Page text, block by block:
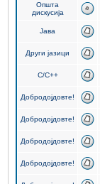
Општа
дискусија
Јава
Други јазици
C/C++
Добродојдовте!
Добродојдовте!
Добродојдовте!
Добродојдовте!